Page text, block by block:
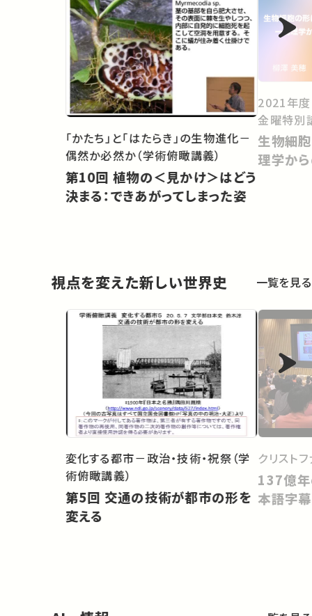
「かたち」と「はたらき」の生物進化－
偶然か必然か（学術俯瞰講義）
第10回 植物の＜見かけ＞はどう
決まる：できあがってしまった姿
2021年度
金曜特別
生物細
理学か
視点を変えた新しい世界史 一覧を見る
変化する都市－政治・技術・祝祭（学
術俯瞰講義）
第5回 交通の技術が都市の形を
変える
クリスト
137億年
本語字幕